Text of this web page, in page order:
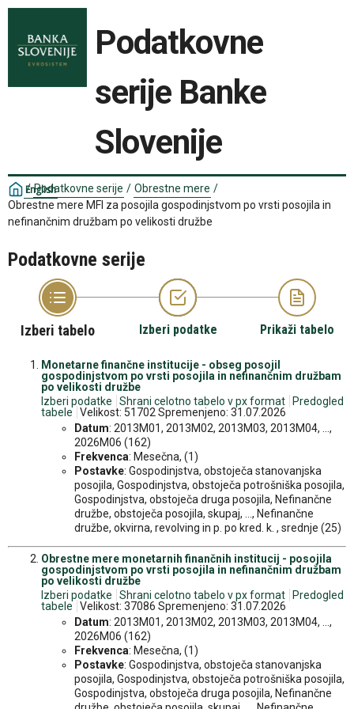
Podatkovne
serije Banke
Slovenije
English
/ Podatkovne serije / Obrestne mere /
Obrestne mere MFI za posojila gospodinjstvom po vrsti posojila in
nefinančnim družbam po velikosti družbe
Podatkovne serije
Izberi tabelo Izberi podatke Prikaži tabelo
Monetarne finančne institucije - obseg posojil
gospodinjstvom po vrsti posojila in nefinančnim družbam
po velikosti družbe
Izberi podatke
Shrani celotno tabelo v px format
Predogled
tabele
Velikost: 51702 Spremenjeno: 31.07.2026
Datum: 2013M01, 2013M02, 2013M03, 2013M04, ...,
2026M06 (162)
Frekvenca: Mesečna, (1)
Postavke: Gospodinjstva, obstoječa stanovanjska
posojila, Gospodinjstva, obstoječa potrošniška posojila,
Gospodinjstva, obstoječa druga posojila, Nefinančne
družbe, obstoječa posojila, skupaj, ..., Nefinančne
družbe, okvirna, revolving in p. po kred. k. , srednje (25)
Obrestne mere monetarnih finančnih institucij - posojila
gospodinjstvom po vrsti posojila in nefinančnim družbam
po velikosti družbe
Izberi podatke
Shrani celotno tabelo v px format
Predogled
tabele
Velikost: 37086 Spremenjeno: 31.07.2026
Datum: 2013M01, 2013M02, 2013M03, 2013M04, ...,
2026M06 (162)
Frekvenca: Mesečna, (1)
Postavke: Gospodinjstva, obstoječa stanovanjska
posojila, Gospodinjstva, obstoječa potrošniška posojila,
Gospodinjstva, obstoječa druga posojila, Nefinančne